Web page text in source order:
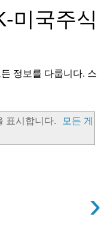
미국주식
정보를 다룹니다. 스
표시합니다.
모든 게
›